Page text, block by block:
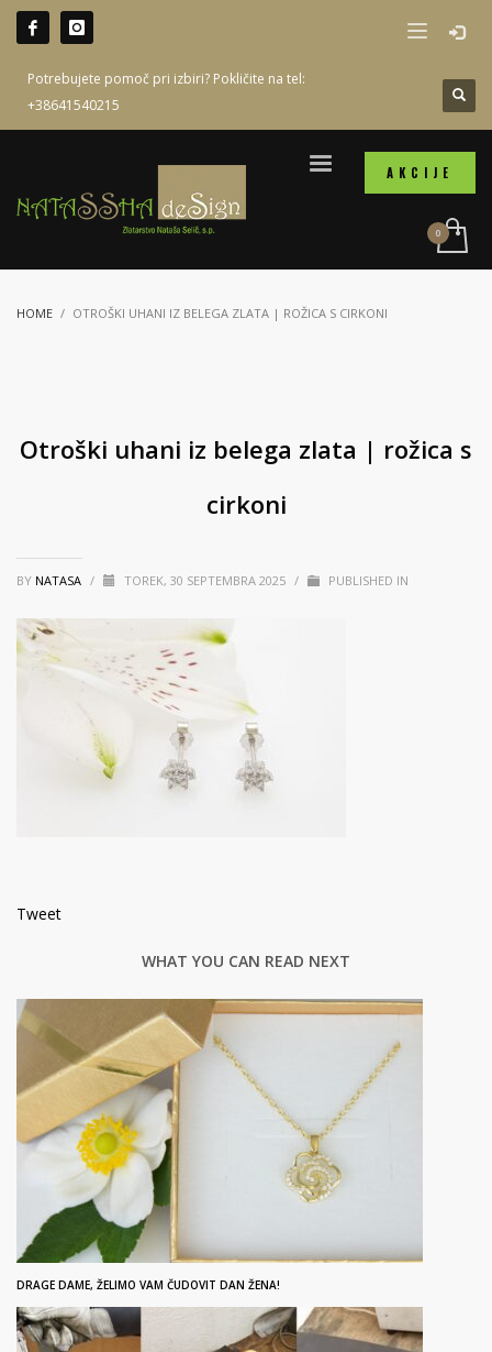
Potrebujete pomoč pri izbiri? Pokličite na tel:
+38641540215
AKCIJE
HOME OTROŠKI UHANI IZ BELEGA ZLATA | ROŽICA S CIRKONI
Otroški uhani iz belega zlata | rožica s
cirkoni
BY NATASA / TOREK, 30 SEPTEMBRA 2025 / PUBLISHED IN
Tweet
WHAT YOU CAN READ NEXT
DRAGE DAME, ŽELIMO VAM ČUDOVIT DAN ŽENA!